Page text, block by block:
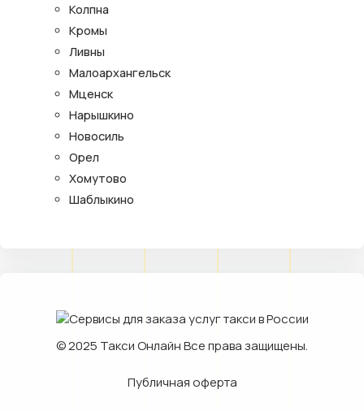
Колпна
Кромы
Ливны
Малоархангельск
Мценск
Нарышкино
Новосиль
Орел
Хомутово
Шаблыкино
© 2025 Такси ОнлайнВсе права защищены.
Публичная оферта